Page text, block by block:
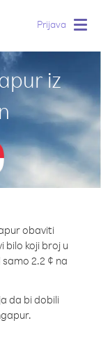
Prijava
iz
obaviti
bilo koji broj u
2.2 ¢ na
da bi dobili